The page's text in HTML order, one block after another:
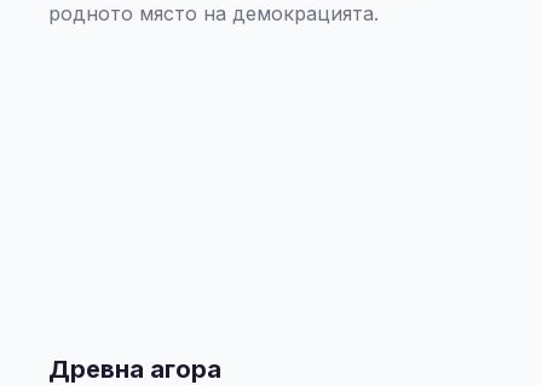
родното място на демокрацията.
Древна агора